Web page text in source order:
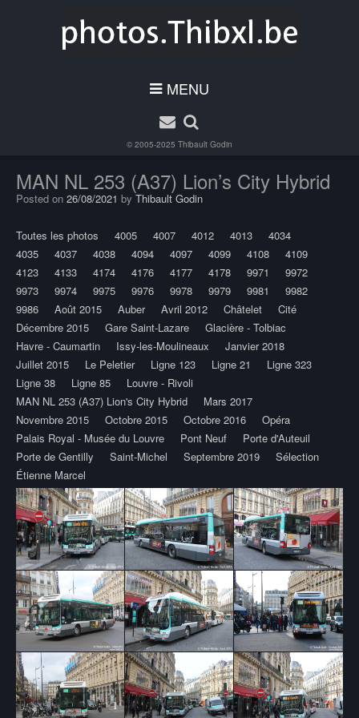
MENU
© 2005-2025 Thibault Godin
MAN NL 253 (A37) Lion’s City Hybrid
Posted on 26/08/2021 byThibault Godin
Toutes les photos 4005 4007 4012 4013
4034
4035
4037 4038 4094 4097 4099 4108
4109
4123
4133 4174 4176 4177 4178 9971
9972
9973
9974 9975 9976 9978 9979 9981
9982
9986
Août 2015 Auber Avril 2012 Châtelet
Cité
Décembre 2015
Gare Saint-Lazare
Glacière - Tolbiac
Havre - Caumartin
Issy-les-Moulineaux
Janvier 2018
Juillet 2015
Le Peletier Ligne 123 Ligne 21
Ligne 323
Ligne 38
Ligne 85
Louvre - Rivoli
MAN NL 253 (A37) Lion's City Hybrid
Mars 2017
Novembre 2015
Octobre 2015 Octobre 2016
Opéra
Palais Royal - Musée du Louvre
Pont Neuf
Porte d'Auteuil
Porte de Gentilly
Saint-Michel Septembre 2019
Sélection
Étienne Marcel